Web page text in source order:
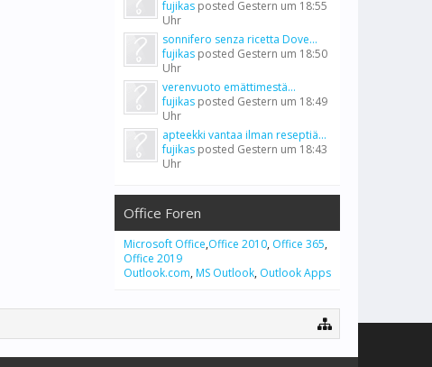
fujikas posted Gestern um 18:55
Uhr
sonnifero senza ricetta Dove...
fujikas posted Gestern um 18:50
Uhr
verenvuoto emättimestä...
fujikas posted Gestern um 18:49
Uhr
apteekki vantaa ilman reseptiä...
fujikas posted Gestern um 18:43
Uhr
Office Foren
Microsoft Office,Office 2010, Office 365,
Office 2019
Outlook.com, MS Outlook, Outlook Apps